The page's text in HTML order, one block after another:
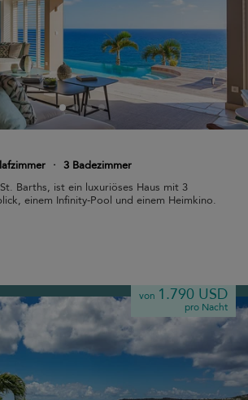
· 3 Badezimmer
Barths, ist ein luxuriöses Haus mit 3
einem Infinity-Pool und einem Heimkino.
von 1.790 USD
pro Nacht